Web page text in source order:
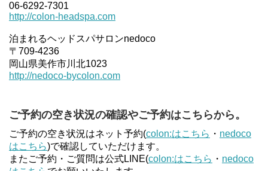
06-6292-7301
http://colon-headspa.com
泊まれるヘッドスパサロンnedoco
〒709-4236
岡山県美作市川北1023
http://nedoco-bycolon.com
ご予約の空き状況の確認やご予約はこちらから。
ご予約の空き状況はネット予約(colon:はこちら ・ nedoco
はこちら)で確認していただけます。
またご予約・ご質問は公式LINE(colon:はこちら ・ nedoco